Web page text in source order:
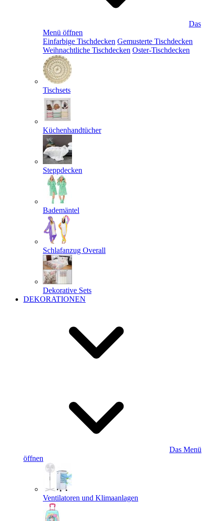
Das
Menü öffnen
Einfarbige Tischdecken Gemusterte Tischdecken
Weihnachtliche Tischdecken Oster-Tischdecken
Tischsets
Küchenhandtücher
Steppdecken
Bademäntel
Schlafanzug Overall
Dekorative Sets
DEKORATIONEN
Das Menü
öffnen
Ventilatoren und Klimaanlagen